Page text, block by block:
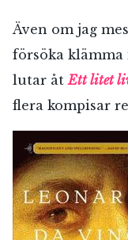
Även om jag
försöka
lutar åt Ett litet
flera kompisar